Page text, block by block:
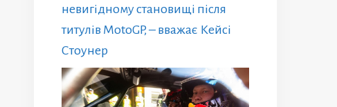
невигідному становищі після
титулів MotoGP, – вважає Кейсі
Стоунер